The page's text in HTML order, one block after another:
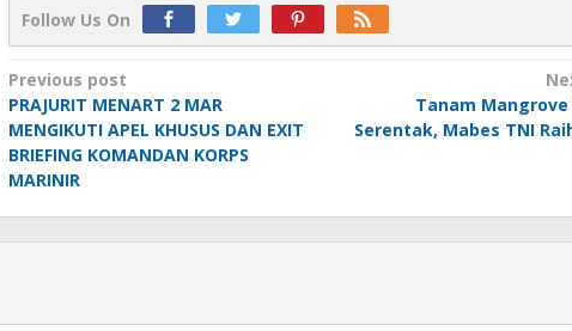
Follow Us On
Post
navigation
Previous post
PRAJURIT MENART 2 MAR
MENGIKUTI APEL KHUSUS DAN EXIT
BRIEFING KOMANDAN KORPS
MARINIR
Tanam Mangrove
Serentak, Mabes TNI